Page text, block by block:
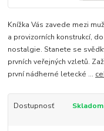
Knížka Vás zavede mezi
a provizorních konstrukcí,
nostalgie. Stanete se
prvních veřejných vzletů.
první nádherné letecké ...
Dostupnosť Skladom